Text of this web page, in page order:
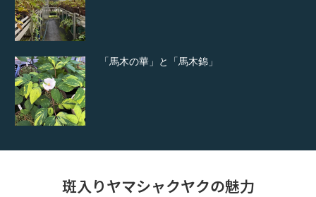
「馬木の華」と「馬木錦」
斑入りヤマシャクヤクの魅力